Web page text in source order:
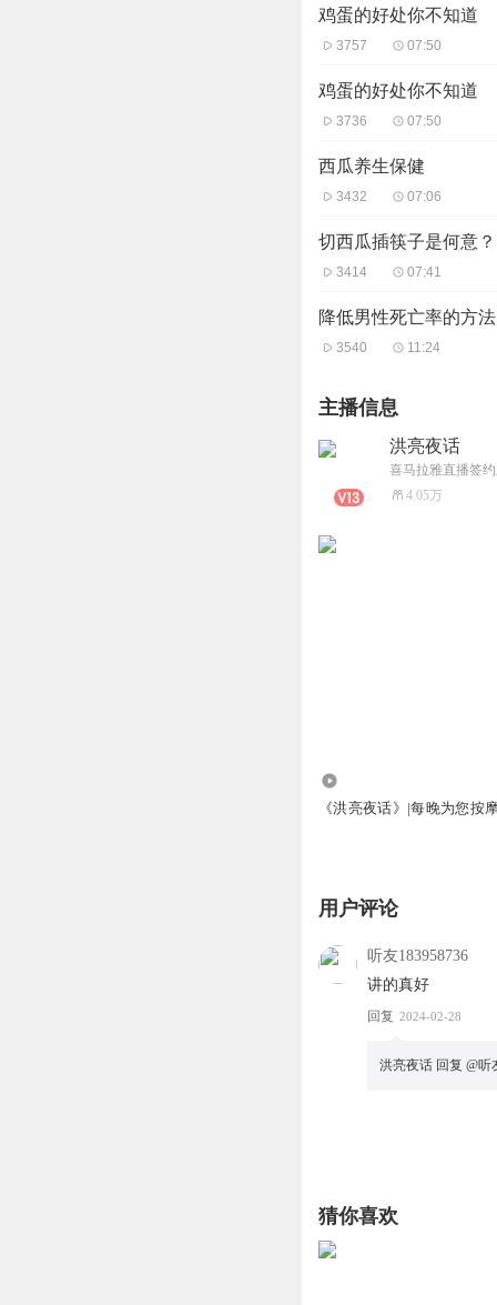
鸡蛋的好处你不知道
3757 07:50
鸡蛋的好处你不知道
3736 07:50
西瓜养生保健
3432 07:06
切西瓜插筷子是何意？
3414 07:41
降低男性死亡率的方法
3540 11:24
主播信息
洪亮夜话
4.05万
《洪亮夜话》|每晚为您按
用户评论
听友183958736
讲的真好
回复 2024-02-28
洪亮夜话 回复 @听
猜你喜欢